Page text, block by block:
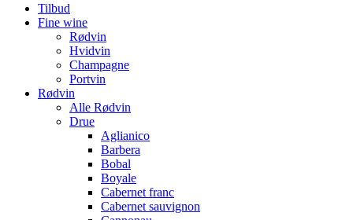
Tilbud
Fine wine
Rødvin
Hvidvin
Champagne
Portvin
Rødvin
Alle Rødvin
Drue
Aglianico
Barbera
Bobal
Boyale
Cabernet franc
Cabernet sauvignon